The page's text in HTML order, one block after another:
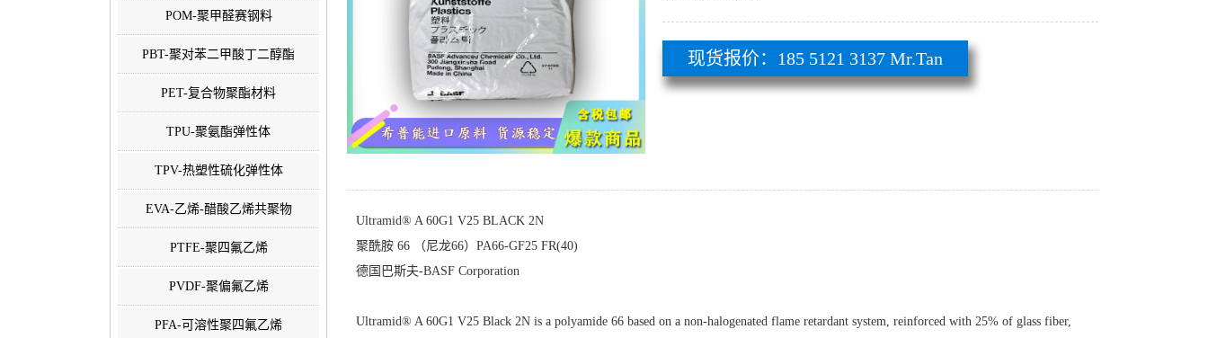
POM-聚甲醛赛钢料
PBT-聚对苯二甲酸丁二醇酯
PET-复合物聚酯材料
TPU-聚氨酯弹性体
TPV-热塑性硫化弹性体
EVA-乙烯-醋酸乙烯共聚物
PTFE-聚四氟乙烯
PVDF-聚偏氟乙烯
PFA-可溶性聚四氟乙烯
现货报价：185 5121 3137 Mr.Tan
Ultramid® A 60G1 V25 BLACK 2N
聚酰胺 66 （尼龙66）PA66-GF25 FR(40)
德国巴斯夫-BASF Corporation
Ultramid® A 60G1 V25 Black 2N is a polyamide 66 based on a non-halogenated flame retardant system, reinforced with 25% of glass fiber,